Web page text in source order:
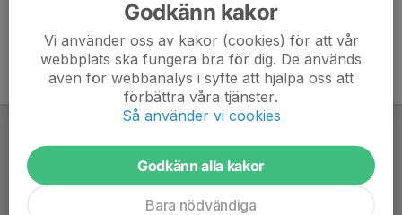
Godkänn kakor
Vi använder oss av kakor (cookies) för att vår
webbplats ska fungera bra för dig. De används
även för webbanalys i syfte att hjälpa oss att
förbättra våra tjänster.
Så använder vi cookies
Godkänn alla kakor
Bara nödvändiga